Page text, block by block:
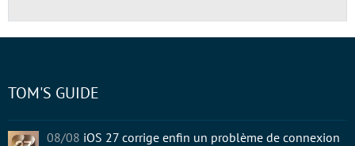
TOM'S GUIDE
08/08 iOS 27 corrige enfin un problème de connexion